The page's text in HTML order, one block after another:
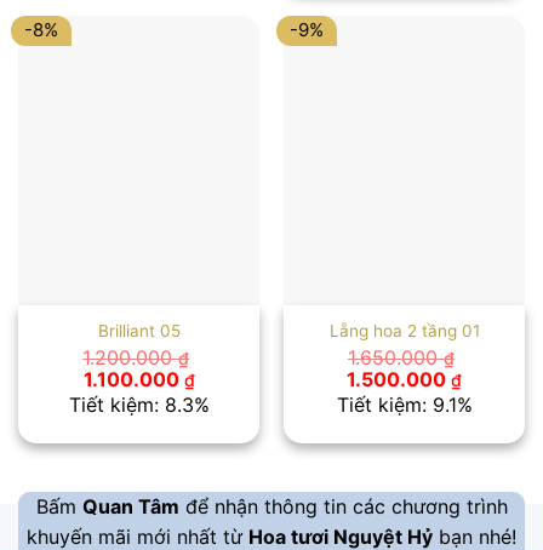
-8%
Brilliant 05
1.200.000₫
Giá
gốc
là:
1.100.000 ₫Giá
hiện
tại
1.100.000 ₫.
Tiết kiệm: 8.3%
-9%
Lẵng hoa 2 tầng 01
1.650.000₫
Giá
gốc
là:
1.500.000 ₫Giá
hiện
tại
Tiết kiệm: 9.1%
Bấm Quan Tâm để nhận thông tin các chương trình
khuyến mãi mới nhất từ Hoa tươi Nguyệt Hỷ bạn nhé!